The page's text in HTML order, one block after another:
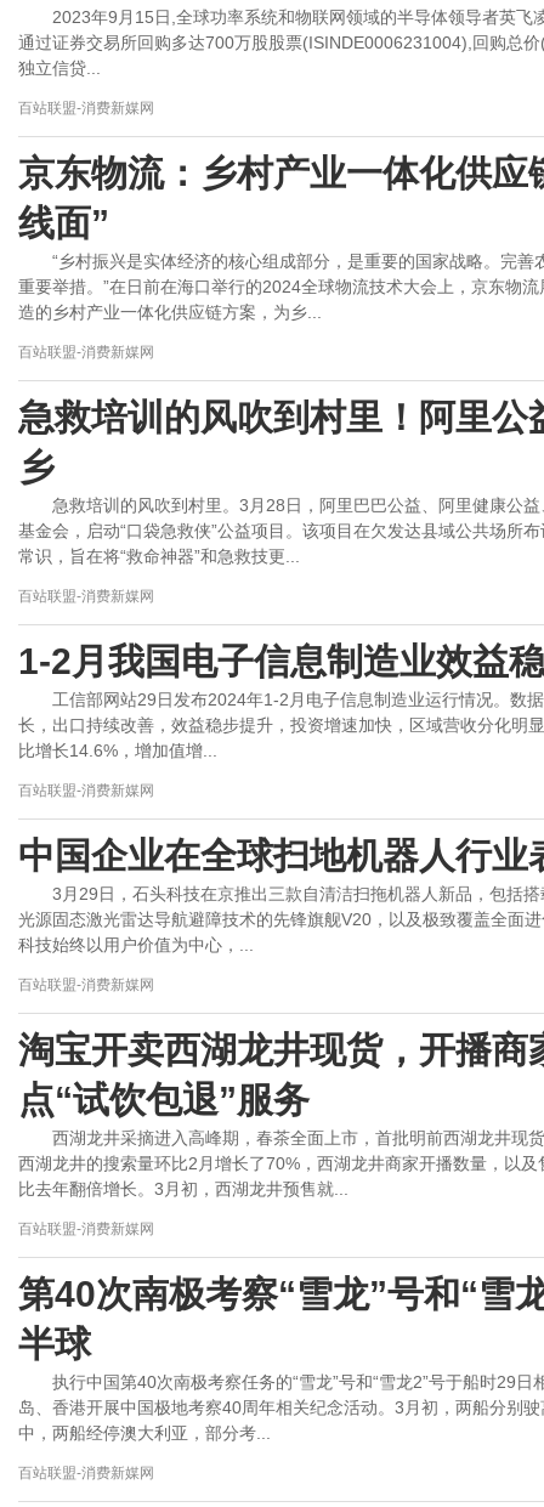
2023年9月15日,全球功率系统和物联网领域的半导体领导者英
通过证券交易所回购多达700万股股票(ISINDE0006231004),回购总
独立信贷...
百站联盟-消费新媒网
京东物流：乡村产业一体化供应
线面”
“乡村振兴是实体经济的核心组成部分，是重要的国家战略。完
重要举措。”在日前在海口举行的2024全球物流技术大会上，京东物
造的乡村产业一体化供应链方案，为乡...
百站联盟-消费新媒网
急救培训的风吹到村里！阿里公
乡
急救培训的风吹到村里。3月28日，阿里巴巴公益、阿里健康公
基金会，启动“口袋急救侠”公益项目。该项目在欠发达县域公共场所
常识，旨在将“救命神器”和急救技更...
百站联盟-消费新媒网
1-2月我国电子信息制造业效益
工信部网站29日发布2024年1-2月电子信息制造业运行情况。数
长，出口持续改善，效益稳步提升，投资增速加快，区域营收分化明
比增长14.6%，增加值增...
百站联盟-消费新媒网
中国企业在全球扫地机器人行业
3月29日，石头科技在京推出三款自清洁扫拖机器人新品，包括
光源固态激光雷达导航避障技术的先锋旗舰V20，以及极致覆盖全面
科技始终以用户价值为中心，...
百站联盟-消费新媒网
淘宝开卖西湖龙井现货，开播
点“试饮包退”服务
西湖龙井采摘进入高峰期，春茶全面上市，首批明前西湖龙井现
西湖龙井的搜索量环比2月增长了70%，西湖龙井商家开播数量，以
比去年翻倍增长。3月初，西湖龙井预售就...
百站联盟-消费新媒网
第40次南极考察“雪龙”号和“雪
半球
执行中国第40次南极考察任务的“雪龙”号和“雪龙2”号于船时29
岛、香港开展中国极地考察40周年相关纪念活动。3月初，两船分别
中，两船经停澳大利亚，部分考...
百站联盟-消费新媒网